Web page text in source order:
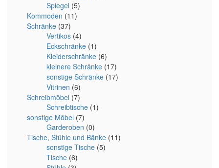
Spiegel (5)
Kommoden (11)
Schränke (37)
Vertikos (4)
Eckschränke (1)
Kleiderschränke (6)
kleinere Schränke (17)
sonstige Schränke (17)
Vitrinen (6)
Schreibmöbel (7)
Schreibtische (1)
sonstige Möbel (7)
Garderoben (0)
Tische, Stühle und Bänke (11)
sonstige Tische (5)
Tische (6)